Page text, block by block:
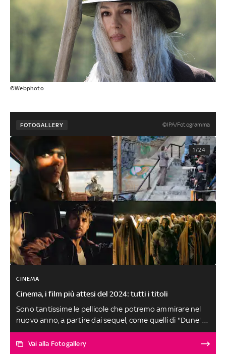
©Webphoto
FOTOGALLERY ©IPA/Fotogramma
1/24
CINEMA
Cinema, i film più attesi del 2024: tutti i titoli
Sono tantissime le pellicole che potremo ammirare nel
nuovo anno, a partire dai sequel, come quelli di ''Dune' e
'Beetlejuice'. Nelle sale usciranno anche gli inediti dei
registi italiani Saverio Costanzo, Paolo Virzì e Luca
Vai alla Fotogallery